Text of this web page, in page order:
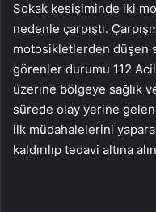
Sokak kesişiminde iki
nedenle çarpıştı.
motosikletlerden düşen
görenler durumu 112
üzerine bölgeye sağlık
sürede olay yerine
ilk müdahalelerini
kaldırılıp tedavi altına